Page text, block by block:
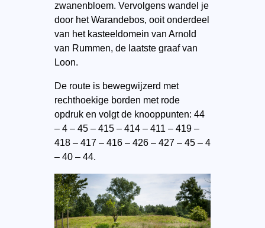
zwanenbloem. Vervolgens wandel je
door het Warandebos, ooit onderdeel
van het kasteeldomein van Arnold
van Rummen, de laatste graaf van
Loon. ​
De route is bewegwijzerd met
rechthoekige borden met rode
opdruk en volgt de knooppunten: 44
– 4 – 45 – 415 – 414 – 411 – 419 –
418 – 417 – 416 – 426 – 427 – 45 – 4
– 40 – 44.